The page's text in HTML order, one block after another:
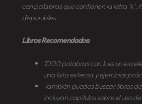
con palabras que contienen la letra ‘k’,
disponibles.
Libros Recomendados:
1000 palabras con kes un
una lista extensa y ejercicios
También puedes buscar libros
incluyan capítulos sobre el uso de